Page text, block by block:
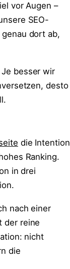
vor Augen –
SEO-
dort ab,
Je besser wir
desto
die Intention
Ranking.
in drei
nach einer
der reine
nicht
die